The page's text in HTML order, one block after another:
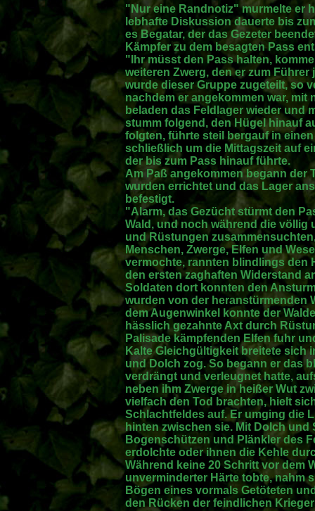
"Nur eine Randnotiz" murmelte er
lebhafte Diskussion dauerte bis
es Begatar, der das Gezeter
Kämpfer zu dem besagten Pass
"Ihr müsst den Pass halten,
weiteren Zwerg, den er zum
wurde dieser Gruppe zugeteilt, so
nachdem er angekommen war,
beladen das Feldlager wieder und
stumm folgend, den Hügel hinauf
folgten, führte steil bergauf in
schließlich um die Mittagszeit auf
der bis zum Pass hinauf führte.
Am Paß angekommen begann der
wurden errichtet und das Lager
befestigt.
"Alarm, das Gezücht stürmt den
Wald, und noch während die völlig
und Rüstungen
Menschen, Zwerge, Elfen und
vermochte, rannten blindlings den
den ersten zaghaften Widerstand
Soldaten dort konnten den
wurden von der heranstürmenden
dem Augenwinkel konnte der
hässlich gezahnte Axt durch
Palisade kämpfenden Elfen fuhr
Kalte Gleichgültigkeit breitete sich
und Dolch zog. So begann er das
verdrängt und verleugnet hatte,
neben ihm Zwerge in heißer Wut
vielfach den Tod brachten, hielt
Schlachtfeldes auf. Er umging die
hinten zwischen sie. Mit Dolch
Bogenschützen und Plänkler des
erdolchte oder ihnen die Kehle
Während keine 20 Schritt vor dem
unverminderter Härte tobte, nahm
Bögen eines vormals Getöteten
den Rücken der feindlichen